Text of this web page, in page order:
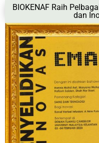
BIOKENAF Raih
dan